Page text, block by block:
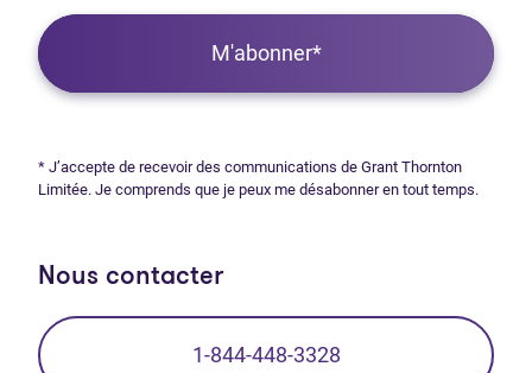
M'abonner*
* J’accepte de recevoir des communications de Grant Thornton
Limitée. Je comprends que je peux me désabonner en tout temps.
Nous contacter
1-844-448-3328